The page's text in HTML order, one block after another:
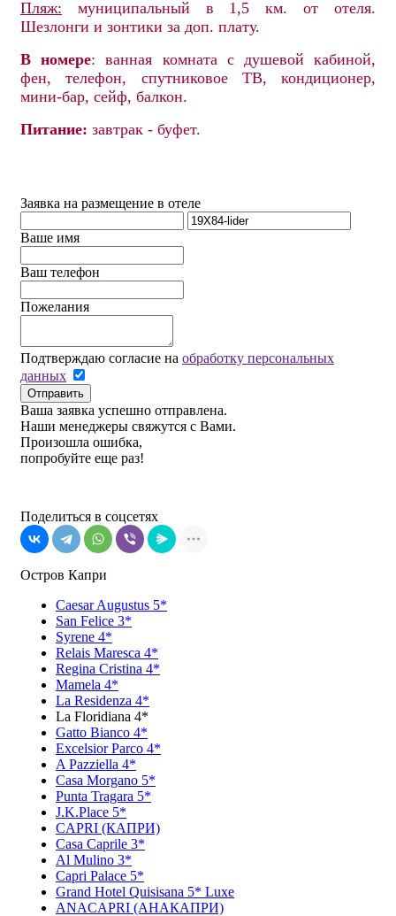
Пляж: муниципальный в 1,5 км. от отеля.
Шезлонги и зонтики за доп. плату.
В номере: ванная комната с душевой кабиной,
фен, телефон, спутниковое ТВ, кондиционер,
мини-бар, сейф, балкон.
Питание: завтрак - буфет.
Заявка на размещение в отеле
Ваше имя
Ваш телефон
Пожелания
Подтверждаю согласие на обработку персональных
данных
Отправить
Ваша заявка успешно отправлена.
Наши менеджеры свяжутся с Вами.
Произошла ошибка,
попробуйте еще раз!
Поделиться в соцсетях
Остров Капри
Caesar Augustus 5*
San Felice 3*
Syrene 4*
Relais Maresca 4*
Regina Cristina 4*
Mamela 4*
La Residenza 4*
La Floridiana 4*
Gatto Bianco 4*
Excelsior Parco 4*
A Pazziella 4*
Casa Morgano 5*
Punta Tragara 5*
J.K.Place 5*
CAPRI (КАПРИ)
Casa Caprile 3*
Al Mulino 3*
Capri Palace 5*
Grand Hotel Quisisana 5* Luxe
ANACAPRI (АНАКАПРИ)